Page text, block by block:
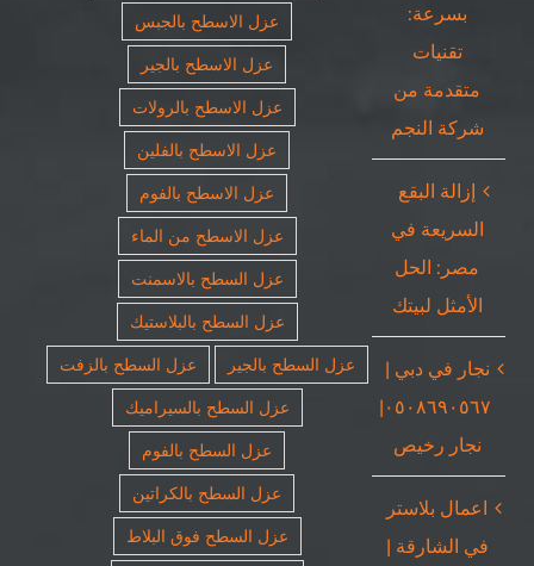
بسرعة:
تقنيات
متقدمة من
شركة النجم
إزالة البقع
السريعة في
مصر: الحل
الأمثل لبيتك
نجار في دبي |
٠٥٠٨٦٩٠٥٦٧|
نجار رخيص
اعمال بلاستر
في الشارقة |
عزل الاسطح بالجبس
عزل الاسطح بالجير
عزل الاسطح بالرولات
عزل الاسطح بالفلين
عزل الاسطح بالفوم
عزل الاسطح من الماء
عزل السطح بالاسمنت
عزل السطح بالبلاستيك
عزل السطح بالجير
عزل السطح بالزفت
عزل السطح بالسيراميك
عزل السطح بالفوم
عزل السطح بالكراتين
عزل السطح فوق البلاط